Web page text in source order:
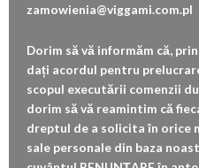
zamowienia@viggami.com.pl
Dorim să vă informăm că,
dați acordul pentru
scopul executării comenzii
dorim să vă reamintim că
dreptul de a solicita în orice
sale personale din baza